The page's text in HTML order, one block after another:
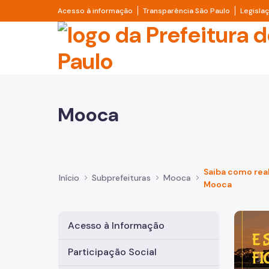
Pular para o Conteúdo principal
Acesso à informação Divisor de acesso à informação
Transparência São Paulo Divisor
Prefeitura de São
Mooca
Início Subprefeituras Mooca
Saiba como
Mooca
Acesso à Informação
Participação Social